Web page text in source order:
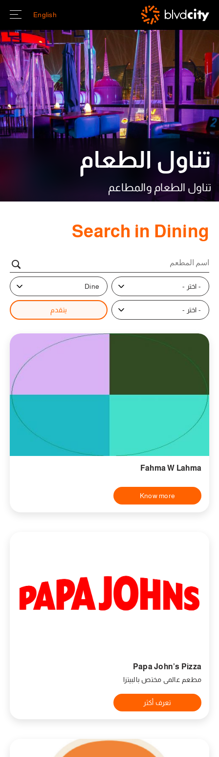
English
تناول الطعام
تناول الطعام والمطاعم
Search in Dining
- اختر - Dine
- اختر -
Fahma W Lahma
Know more
Papa John’s Pizza
مطعم عالمي مختص بالبيتزا
تعرف أكثر